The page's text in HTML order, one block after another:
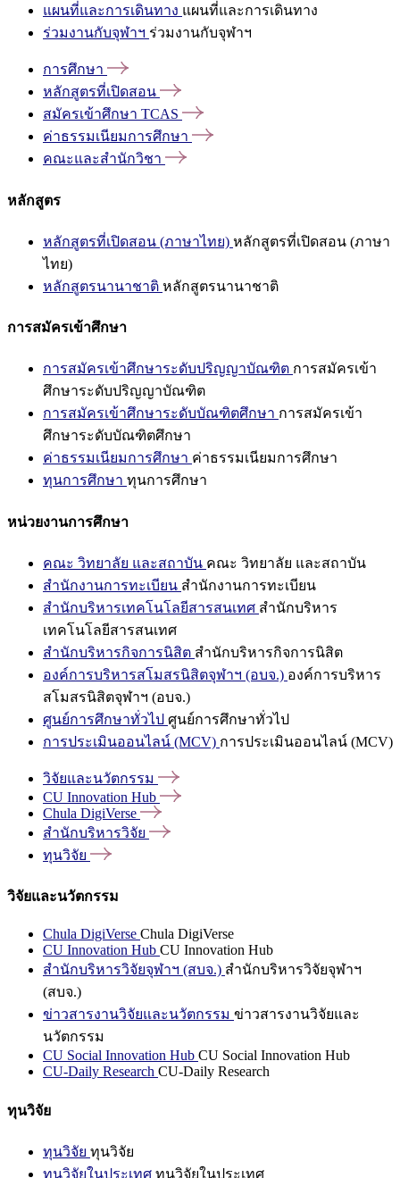
แผนที่และการเดินทาง แผนที่และการเดินทาง
ร่วมงานกับจุฬาฯ ร่วมงานกับจุฬาฯ
การศึกษา
หลักสูตรที่เปิดสอน
สมัครเข้าศึกษา TCAS
ค่าธรรมเนียมการศึกษา
คณะและสำนักวิชา
หลักสูตร
หลักสูตรที่เปิดสอน (ภาษาไทย) หลักสูตรที่เปิดสอน (ภาษา
ไทย)
หลักสูตรนานาชาติ หลักสูตรนานาชาติ
การสมัครเข้าศึกษา
การสมัครเข้าศึกษาระดับปริญญาบัณฑิต การสมัครเข้า
ศึกษาระดับปริญญาบัณฑิต
การสมัครเข้าศึกษาระดับบัณฑิตศึกษา การสมัครเข้า
ศึกษาระดับบัณฑิตศึกษา
ค่าธรรมเนียมการศึกษา ค่าธรรมเนียมการศึกษา
ทุนการศึกษา ทุนการศึกษา
หน่วยงานการศึกษา
คณะ วิทยาลัย และสถาบัน คณะ วิทยาลัย และสถาบัน
สำนักงานการทะเบียน สำนักงานการทะเบียน
สำนักบริหารเทคโนโลยีสารสนเทศ สำนักบริหาร
เทคโนโลยีสารสนเทศ
สำนักบริหารกิจการนิสิต สำนักบริหารกิจการนิสิต
องค์การบริหารสโมสรนิสิตจุฬาฯ (อบจ.) องค์การบริหาร
สโมสรนิสิตจุฬาฯ (อบจ.)
ศูนย์การศึกษาทั่วไป ศูนย์การศึกษาทั่วไป
การประเมินออนไลน์ (MCV) การประเมินออนไลน์ (MCV)
วิจัยและนวัตกรรม
CU Innovation Hub
Chula DigiVerse
สำนักบริหารวิจัย
ทุนวิจัย
วิจัยและนวัตกรรม
Chula DigiVerse Chula DigiVerse
CU Innovation Hub CU Innovation Hub
สำนักบริหารวิจัยจุฬาฯ (สบจ.) สำนักบริหารวิจัยจุฬาฯ
(สบจ.)
ข่าวสารงานวิจัยและนวัตกรรม ข่าวสารงานวิจัยและ
นวัตกรรม
CU Social Innovation Hub CU Social Innovation Hub
CU-Daily Research CU-Daily Research
ทุนวิจัย
ทุนวิจัย ทุนวิจัย
ทุนวิจัยในประเทศ ทุนวิจัยในประเทศ